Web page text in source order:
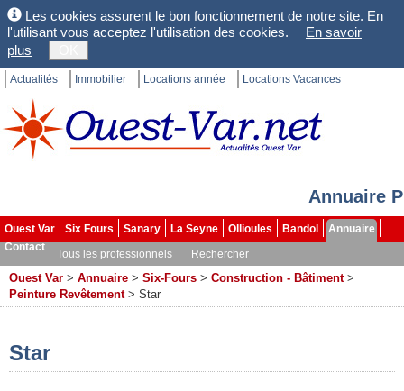
Les cookies assurent le bon fonctionnement de notre site. En
l'utilisant vous acceptez l'utilisation des cookies.
En savoir
plus
Actualités Immobilier Locations année Locations Vacances
Annuaire
Ouest Var Six Fours Sanary La Seyne Ollioules Bandol
Annuaire
Contact
Tous les professionnels Rechercher
Ouest Var > Annuaire > Six-Fours > Construction - Bâtiment >
Peinture Revêtement > Star
Star